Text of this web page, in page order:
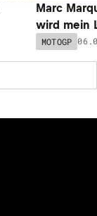
Marc
wird mein
MOTOGP